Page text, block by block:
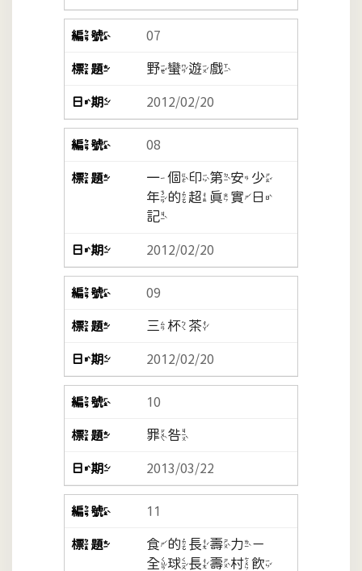
07
野蠻遊戲
2012/02/20
08
一個印第安少
年的超真實日
記
2012/02/20
09
三杯茶
2012/02/20
10
罪咎
2013/03/22
11
食的長壽力－
全球長壽村飲